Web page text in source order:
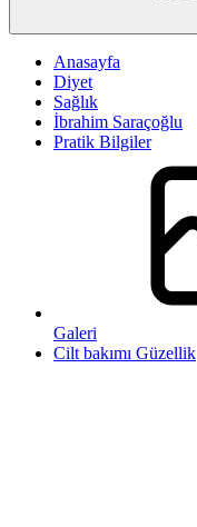
Anasayfa
Diyet
Sağlık
İbrahim Saraçoğlu
Pratik Bilgiler
Galeri
Cilt bakımı Güzellik